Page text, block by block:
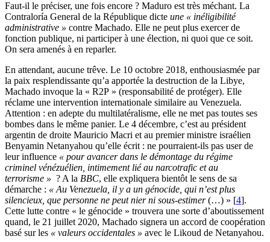
Faut-il le préciser, une fois encore ? Maduro est très méchant. La
Contraloría General de la République dicte une « inéligibilité
administrative » contre Machado. Elle ne peut plus exercer de
fonction publique, ni participer à une élection, ni quoi que ce soit.
On sera amenés à en reparler.
En attendant, aucune trêve. Le 10 octobre 2018, enthousiasmée par
la paix resplendissante qu’a apportée la destruction de la Libye,
Machado invoque la « R2P » (responsabilité de protéger). Elle
réclame une intervention internationale similaire au Venezuela.
Attention : en adepte du multilatéralisme, elle ne met pas toutes ses
bombes dans le même panier. Le 4 décembre, c’est au président
argentin de droite Mauricio Macri et au premier ministre israélien
Benyamin Netanyahou qu’elle écrit : ne pourraient-ils pas user de
leur influence « pour avancer dans le démontage du régime
criminel vénézuélien, intimement lié au narcotrafic et au
terrorisme » ? A la BBC, elle expliquera bientôt le sens de sa
démarche : « Au Venezuela, il y a un génocide, qui n’est plus
silencieux, que personne ne peut nier ni sous-estimer(…) » [4].
Cette lutte contre « le génocide » trouvera une sorte d’aboutissement
quand, le 21 juillet 2020, Machado signera un accord de coopération
basé sur les « valeurs occidentales » avec le Likoud de Netanyahou.